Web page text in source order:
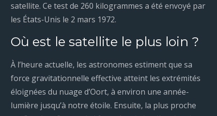
satellite. Ce test de 260 kilogrammes a été envoyé par
les États-Unis le 2 mars 1972.
Où est le satellite le plus loin ?
À l’heure actuelle, les astronomes estiment que sa
force gravitationnelle effective atteint les extrémités
éloignées du nuage d’Oort, à environ une année-
lumière jusqu’à notre étoile. Ensuite, la plus proche